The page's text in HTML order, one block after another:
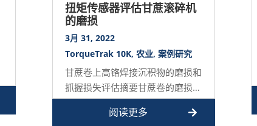
扭矩传感器评估甘蔗滚碎机
的磨损
3月 31, 2022
TorqueTrak 10K, 农业, 案例研究
甘蔗卷上高铬焊接沉积物的磨损和
抓握损失评估摘要甘蔗卷的磨损对
于甘蔗行业来说是一个昂贵的维护
问题。磨损导致蔗糖提…
阅读更多